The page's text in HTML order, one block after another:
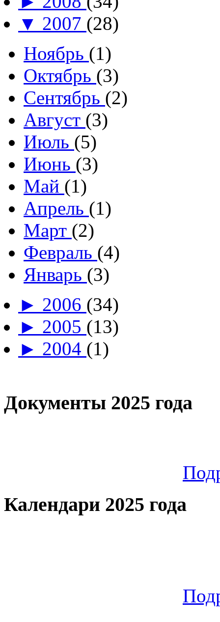
▼ 2007 (28)
Ноябрь (1)
Октябрь (3)
Сентябрь (2)
Август (3)
Июль (5)
Июнь (3)
Май (1)
Апрель (1)
Март (2)
Февраль (4)
Январь (3)
► 2006 (34)
► 2005 (13)
► 2004 (1)
Документы 2025 года
Календари 2025 года